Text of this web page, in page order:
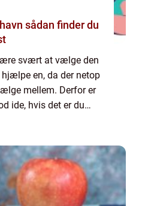
du
svært at vælge den
en, da der netop
mellem. Derfor er
ide, hvis det er du